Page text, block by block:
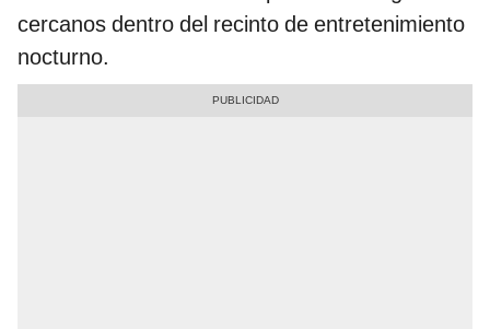
cercanos dentro del recinto de entretenimiento
nocturno.